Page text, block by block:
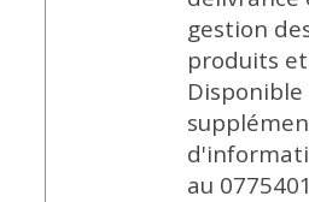
gestion
produits
au